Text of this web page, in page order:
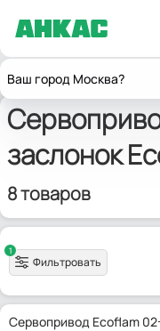
Ваш город Москва?
Главнаядля горелок
заслонок
8 товаров
1
Фильтровать
Сервопривод Ecoflam